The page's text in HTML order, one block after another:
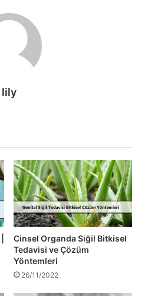
lily
Cinsel Organda Siğil Bitkisel
Tedavisi ve Çözüm
Yöntemleri
26/11/2022